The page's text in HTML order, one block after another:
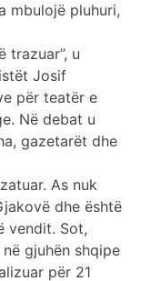
mbulojë pluhuri,
trazuar”, u
Josif
për teatër e
Në debat u
gazetarët dhe
As nuk
dhe është
vendit. Sot,
gjuhën shqipe
për 21